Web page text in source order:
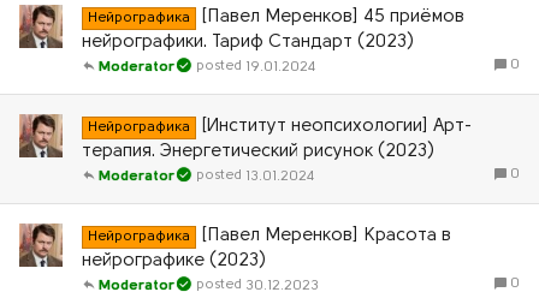
Нейрографика
[Павел Меренков] 45 приёмов
нейрографики. Тариф Стандарт (2023)
0
19.01.2024
Moderator
Нейрографика
[Институт неопсихологии] Арт-
терапия. Энергетический рисунок (2023)
0
13.01.2024
Moderator
Нейрографика
[Павел Меренков] Красота в
нейрографике (2023)
0
30.12.2023
Moderator